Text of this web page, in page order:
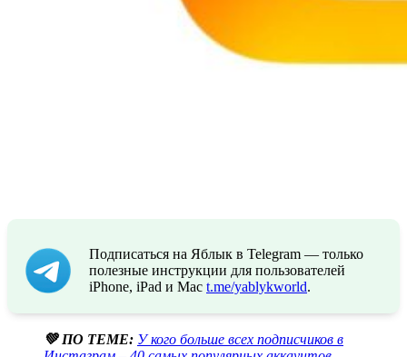
Подписаться на Яблык в Telegram — только
полезные инструкции для пользователей
iPhone, iPad и Mac t.me/yablykworld.
💚 ПО ТЕМЕ: У кого больше всех подписчиков в